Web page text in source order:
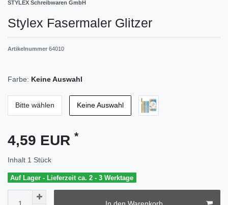
STYLEX Schreibwaren GmbH
Stylex Fasermaler Glitzer
Artikelnummer 64010
Farbe: Keine Auswahl
Bitte wählen Keine Auswahl
4,59 EUR *
Inhalt 1 Stück
Auf Lager - Lieferzeit ca. 2 - 3 Werktage